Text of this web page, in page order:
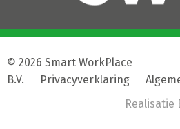
© 2026 Smart WorkPlace
B.V.
Privacyverklaring
Realisatie